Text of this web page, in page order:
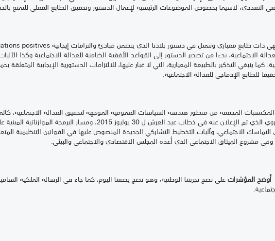
التعددي، لاسيما بخصوص الموضوعات الرئيسية لإعمال الدستور وتحقيق الطابع الفعلي للتمتع
ذات طابع معياري وتتمثل في دستور بلادنا الذي يتضمن مبادئ والتزامات إيجابيةpositives
الاجتماعية، بدءا من تصدير الدستور إلى القواعد الأفقية الضامنة للعدالة الاجتماعية وكذا
ينبغي التذكير بالطبيعة المعيارية، التي لا غبار عليها، للالتزامات الدستورية الإيجابية المتعلقة
للطابع الإدماجي للعدالة الاجتماعية.
المحققة من منظور هندسة السياسات العمومية الموجهة لتحقيق العدالة الاجتماعية،
الموجه لساكنة العالم القروي الذي تم الإعلان عنه في خطاب عيد العرش ل 30
الاجتماعي، وآليات التخطيط التشاركي الجديدة المنصوص عليها في القوانين التنظيمية
وفي مشروع الميثاق الاجتماعي الذي أعده المجلس الاقتصادي والاجتماعي والبيئي.
المؤشراتعلى نضج تجربتنا الوطنية، وهو نضج يضعنا اليوم، كما جاء في الرسالة الملكية